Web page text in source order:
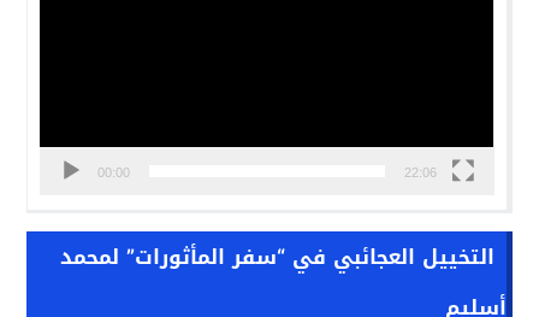
00:00 22:06
التخييل العجائبي في “سفر المأثورات” لمحمد
أسليم